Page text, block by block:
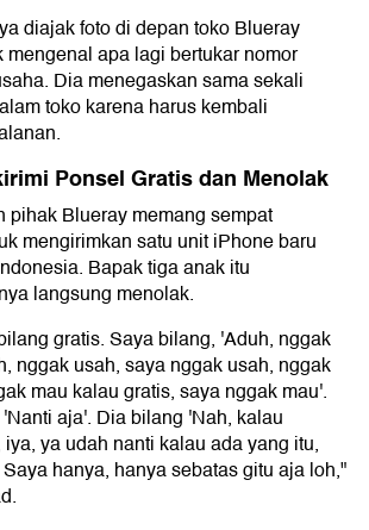
diajak foto di depan toko Blueray
apa lagi bertukar nomor
Dia menegaskan sama sekali
toko karena harus kembali
Ponsel Gratis dan Menolak
pihak Blueray memang sempat
mengirimkan satu unit iPhone baru
Bapak tiga anak itu
langsung menolak.
gratis. Saya bilang, 'Aduh, nggak
nggak usah, saya nggak usah, nggak
mau kalau gratis, saya nggak mau'.
aja'. Dia bilang 'Nah, kalau
ya udah nanti kalau ada yang itu,
hanya, hanya sebatas gitu aja loh,"